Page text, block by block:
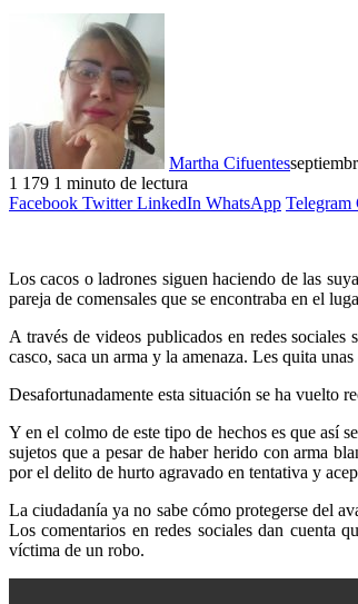
Martha Cifuentes
1 179 1 minuto de lectura
Facebook Twitter LinkedIn WhatsApp Telegram
Los cacos o ladrones siguen haciendo de las
pareja de comensales que se encontraba en el
A través de videos publicados en redes
casco, saca un arma y la amenaza. Les quita
Desafortunadamente esta situación se ha vuelto
Y en el colmo de este tipo de hechos es que así
sujetos que a pesar de haber herido con arma
por el delito de hurto agravado en tentativa y
La ciudadanía ya no sabe cómo protegerse del
Los comentarios en redes sociales dan cuenta
víctima de un robo.